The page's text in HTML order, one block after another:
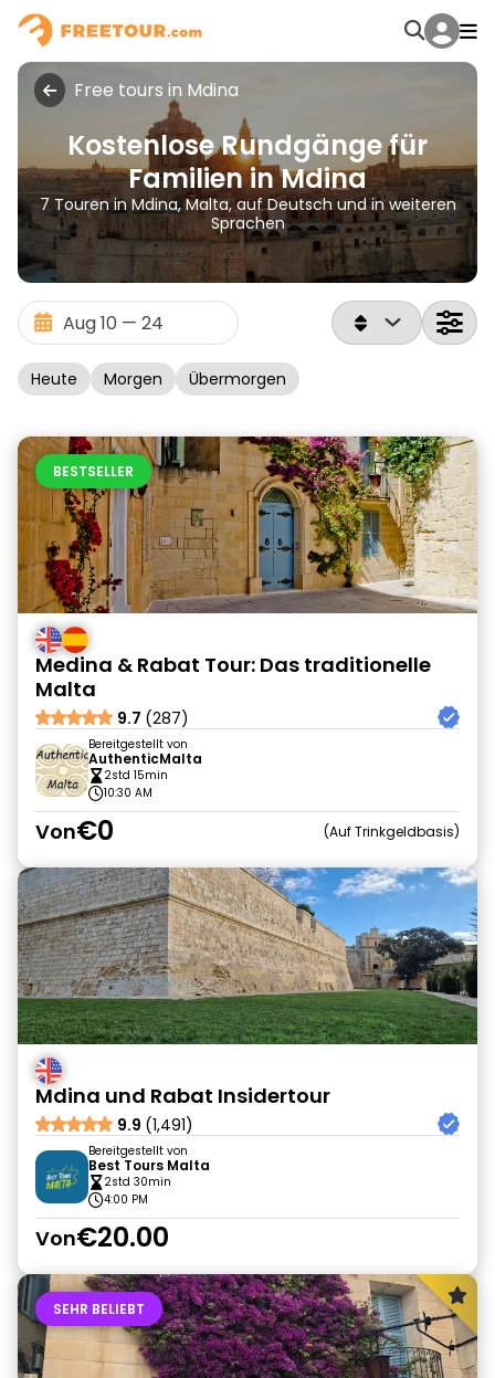
Free tours in Mdina
Kostenlose Rundgänge für
Familien in Mdina
7 Touren in Mdina, Malta, auf Deutsch und in weiteren
Sprachen
Heute Morgen Übermorgen
BESTSELLER
Medina & Rabat Tour: Das traditionelle
Malta
9.7 (287)
Bereitgestellt von
AuthenticMalta
2std 15min
10:30 AM
Von€0 Auf Trinkgeldbasis
Mdina und Rabat Insidertour
9.9 (1,491)
Bereitgestellt von
Best Tours Malta
2std 30min
4:00 PM
Von€20.00
SEHR BELIEBT